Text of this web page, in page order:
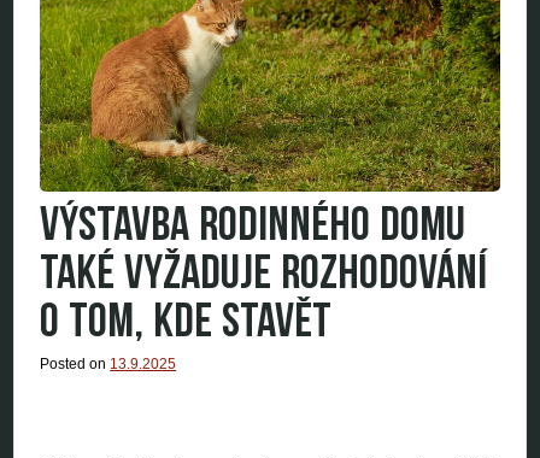
VÝSTAVBA RODINNÉHO DOMU
TAKÉ VYŽADUJE ROZHODOVÁNÍ
O TOM, KDE STAVĚT
Posted on 13.9.2025